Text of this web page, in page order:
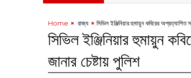
Home ‌ রাজ্য সিভিল ইঞ্জিনিয়ার হুমায়ুন কবিরের অপ্রত্যাশিত
সিভিল ইঞ্জিনিয়ার হুমায়ুন
জানার চেষ্টায় পুলিশ